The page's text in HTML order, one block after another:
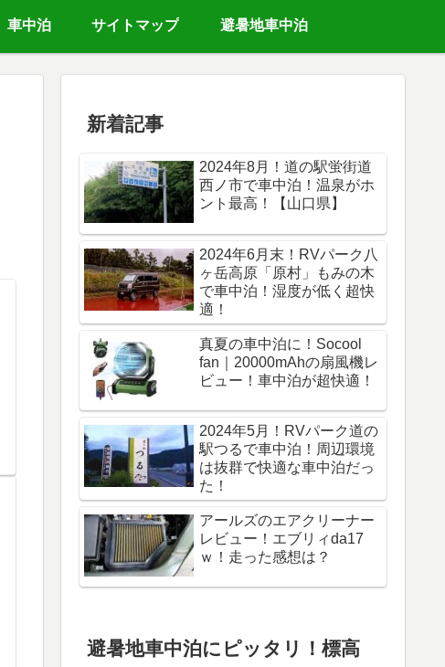
車中泊 サイトマップ 避暑地車中泊
新着記事
2024年8月！道の駅蛍街道
西ノ市で車中泊！温泉がホ
ント最高！【山口県】
2024年6月末！RVパーク八
ヶ岳高原「原村」もみの木
で車中泊！湿度が低く超快
適！
真夏の車中泊に！Socool
fan｜20000mAhの扇風機レ
ビュー！車中泊が超快適！
2024年5月！RVパーク道の
駅つるで車中泊！周辺環境
は抜群で快適な車中泊だっ
た！
アールズのエアクリーナー
レビュー！エブリィda17
ｗ！走った感想は？
避暑地車中泊にピッタリ！標高